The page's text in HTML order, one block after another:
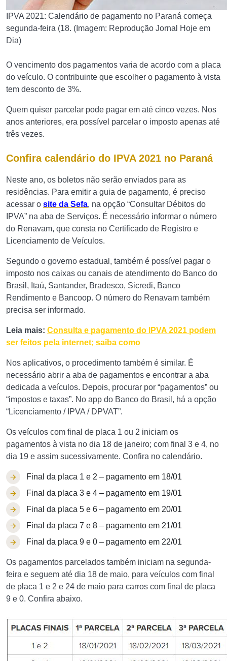
IPVA 2021: Calendário de pagamento no Paraná começa
segunda-feira (18. (Imagem: Reprodução Jornal Hoje em
Dia)
O vencimento dos pagamentos varia de acordo com a placa
do veículo. O contribuinte que escolher o pagamento à vista
tem desconto de 3%.
Quem quiser parcelar pode pagar em até cinco vezes. Nos
anos anteriores, era possível parcelar o imposto apenas até
três vezes.
Confira calendário do IPVA 2021 no Paraná
Neste ano, os boletos não serão enviados para as
residências. Para emitir a guia de pagamento, é preciso
acessar o site da Sefa, na opção “Consultar Débitos do
IPVA” na aba de Serviços. É necessário informar o número
do Renavam, que consta no Certificado de Registro e
Licenciamento de Veículos.
Segundo o governo estadual, também é possível pagar o
imposto nos caixas ou canais de atendimento do Banco do
Brasil, Itaú, Santander, Bradesco, Sicredi, Banco
Rendimento e Bancoop. O número do Renavam também
precisa ser informado.
Leia mais: Consulta e pagamento do IPVA 2021 podem
ser feitos pela internet; saiba como
Nos aplicativos, o procedimento também é similar. É
necessário abrir a aba de pagamentos e encontrar a aba
dedicada a veículos. Depois, procurar por “pagamentos” ou
“impostos e taxas”. No app do Banco do Brasil, há a opção
“Licenciamento / IPVA / DPVAT”.
Os veículos com final de placa 1 ou 2 iniciam os
pagamentos à vista no dia 18 de janeiro; com final 3 e 4, no
dia 19 e assim sucessivamente. Confira no calendário.
Final da placa 1 e 2 – pagamento em 18/01
Final da placa 3 e 4 – pagamento em 19/01
Final da placa 5 e 6 – pagamento em 20/01
Final da placa 7 e 8 – pagamento em 21/01
Final da placa 9 e 0 – pagamento em 22/01
Os pagamentos parcelados também iniciam na segunda-
feira e seguem até dia 18 de maio, para veículos com final
de placa 1 e 2 e 24 de maio para carros com final de placa
9 e 0. Confira abaixo.